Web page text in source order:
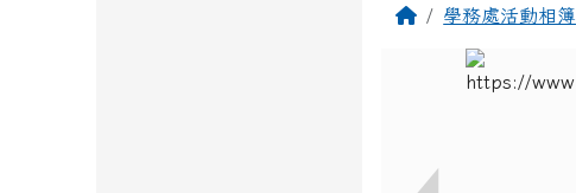
回首頁學務處活動相簿